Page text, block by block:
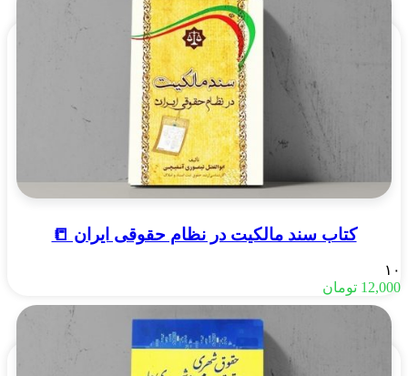
کتاب سند مالکیت در نظام حقوقی ایران 📒
۱۰
12,000 تومان